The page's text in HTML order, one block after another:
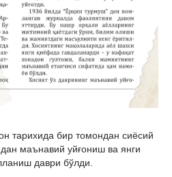
тарихида бир томондан сиёсий
маънавий уйғониш ва янги
даври бўлди.